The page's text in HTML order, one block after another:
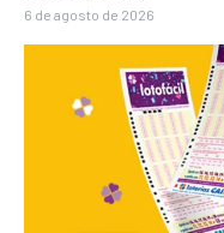
6 de agosto de 2026